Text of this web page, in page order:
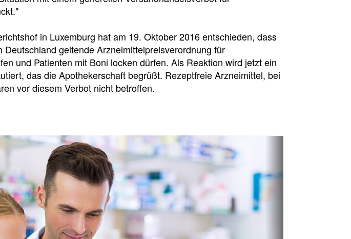
in Luxemburg hat am 19. Oktober 2016 entschieden, dass
geltende Arzneimittelpreisverordnung für
und Patienten mit Boni locken dürfen. Als Reaktion wird jetzt ein
das die Apothekerschaft begrüßt. Rezeptfreie Arzneimittel, bei
vor diesem Verbot nicht betroffen.
f
Tauchen
Sie
direkt
ein
Leitlinien
Leitlinien
Arbeitshilfen
der
Bundesapothekerkammer
Berichtsbogen-
Formulare der
Arzneimittelkommission
Meldung
von
unerwünschten
Arzneimittelwirkungen
und
Qualitätsmängeln